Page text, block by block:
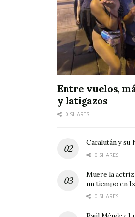
Con esta iniciativa, el
compromiso con la salud
, impulsando una cultura
respeto hacia todas las formas
esterilizaciónEntre vuelos,
y latigazos
0 SHARES
Cacalután y su
0 SHARES
Muere la
un tiempo en
0 SHARES